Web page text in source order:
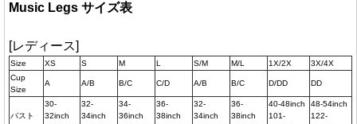
Music Legs サイズ表
[レディース]
Size XS S M L S/M M/L 1X/2X
3X/4X
Cup
Size
A A/B B/C C/D A/B B/C D/DD DD
バスト
30-
32inch
32-
34inch
34-
36inch
36-
38inch
32-
34inch
36-
38inch
40-48inch
101-
48-54inch
122-